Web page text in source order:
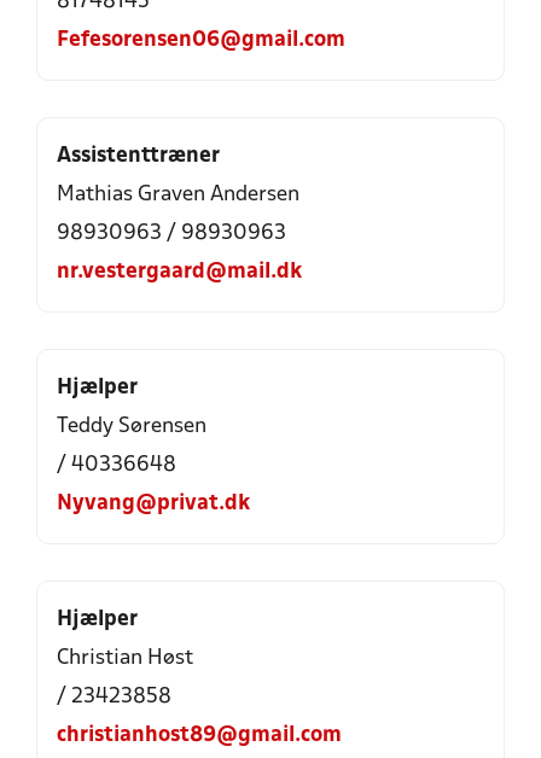
Fefesorensen06@gmail.com
Assistenttræner
Mathias Graven Andersen
98930963 / 98930963
nr.vestergaard@mail.dk
Hjælper
Teddy Sørensen
/ 40336648
Nyvang@privat.dk
Hjælper
Christian Høst
/ 23423858
christianhost89@gmail.com